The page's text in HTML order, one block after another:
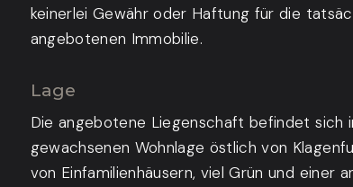
keinerlei Gewähr oder Haftung für die
angebotenen Immobilie.
Lage
Die angebotene Liegenschaft befindet sich
gewachsenen Wohnlage östlich von
von Einfamilienhäusern, viel Grün und einer